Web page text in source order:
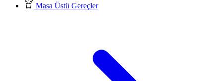
Masa Üstü Gereçler